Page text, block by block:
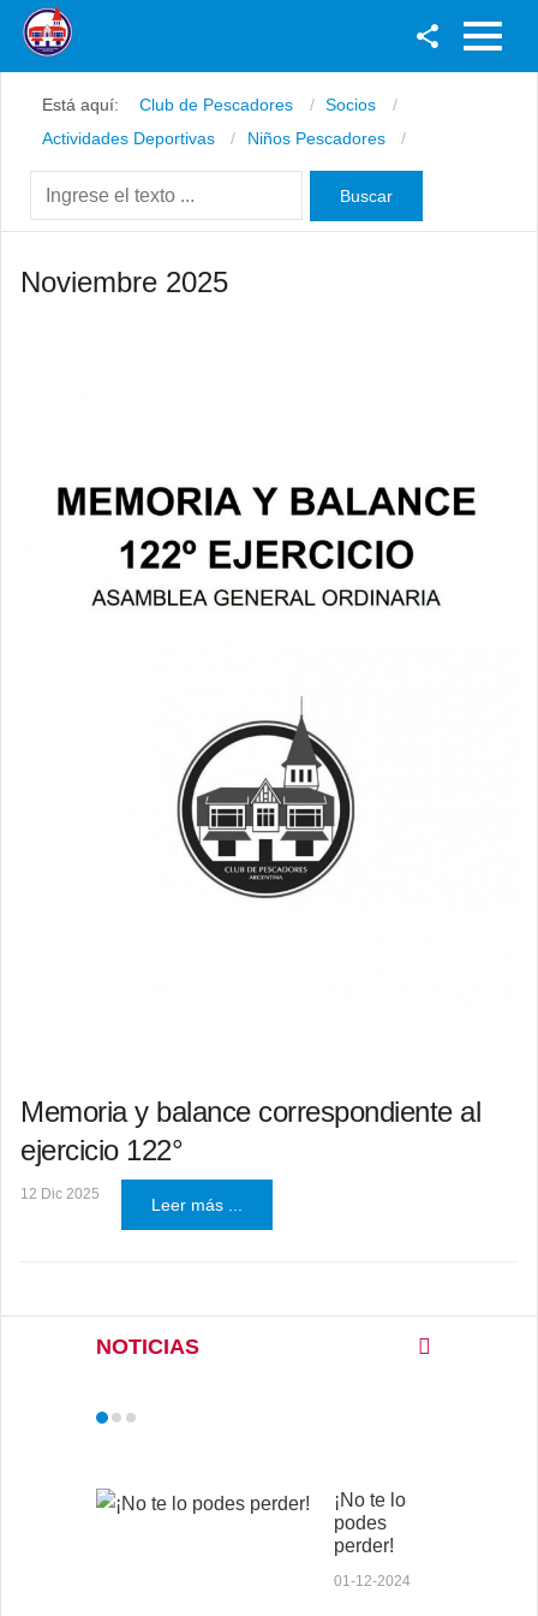
Youtube
Instagram
Está aquí: Club de Pescadores
Socios
Actividades Deportivas
Niños Pescadores
Noviembre 2025
Memoria y balance correspondiente al
ejercicio 122°
12 Dic 2025
Leer más ...
NOTICIAS
¡No te lo
podes
perder!
01-12-2024